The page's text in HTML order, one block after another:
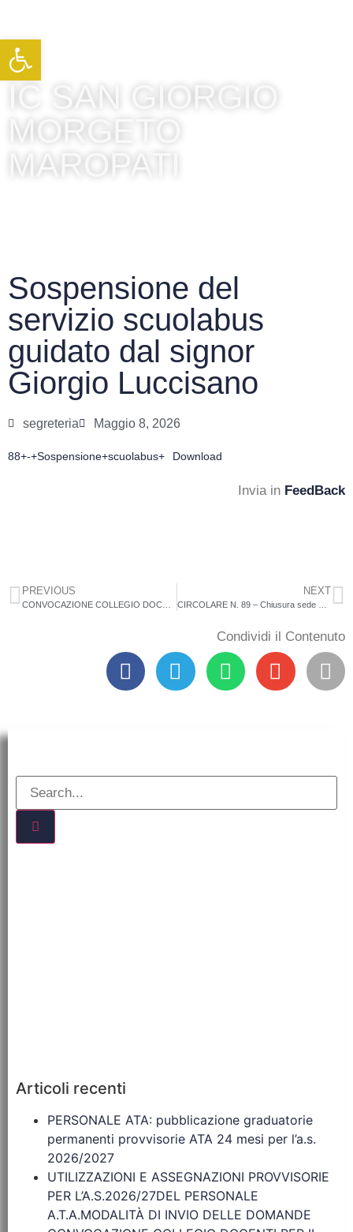
IC SAN GIORGIO
MORGETO
MAROPATI
Sospensione del
servizio scuolabus
guidato dal signor
Giorgio Luccisano
segreteria Maggio 8, 2026
88+-+Sospensione+scuolabus+ Download
Invia in FeedBack
PREVIOUS NEXT
Condividi il Contenuto
Articoli recenti
PERSONALE ATA: pubblicazione graduatorie
permanenti provvisorie ATA 24 mesi per l’a.s.
2026/2027
UTILIZZAZIONI E ASSEGNAZIONI PROVVISORIE
PER L’A.S.2026/27DEL PERSONALE
A.T.A.MODALITÀ DI INVIO DELLE DOMANDE
Apri la barra degli strumenti